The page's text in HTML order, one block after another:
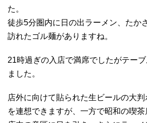
た。
徒歩5分圏内に日の出ラーメン、たか
訪れたゴル麺がありますね。
21時過ぎの入店で満席でしたがテー
ました。
店外に向けて貼られた生ビールの大
を連想できますが、一方で昭和の喫